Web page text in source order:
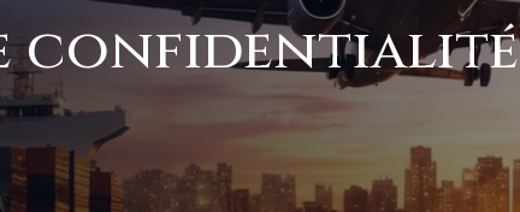
confidentialité